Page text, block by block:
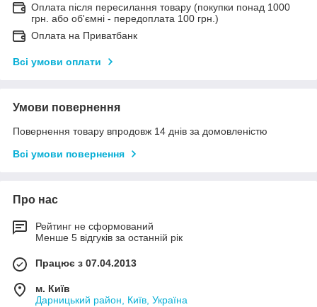
Оплата після пересилання товару (покупки понад 1000
грн. або об'ємні - передоплата 100 грн.)
Оплата на Приватбанк
Всі умови оплати
Умови повернення
Повернення товару впродовж 14 днів за домовленістю
Всі умови повернення
Про нас
Рейтинг не сформований
Менше 5 відгуків за останній рік
Працює з 07.04.2013
м. Київ
Дарницький район, Київ, Україна